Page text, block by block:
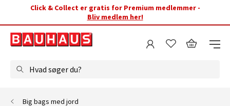
Click & Collect er gratis for Premium medlemmer -
Bliv medlem her!
Hvad søger du?
Big bags med jord